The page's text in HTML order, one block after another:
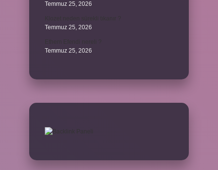
Temmuz 25, 2026
Temmuz 25, 2026
Temmuz 25, 2026